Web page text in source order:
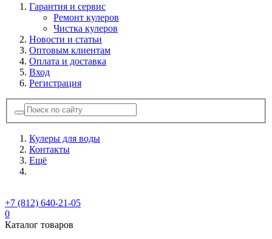
Гарантия и сервис
Ремонт кулеров
Чистка кулеров
Новости и статьи
Оптовым клиентам
Оплата и доставка
Вход
Регистрация
Кулеры для воды
Контакты
Ещё
+7 (812) 640-21-05
0
Каталог товаров